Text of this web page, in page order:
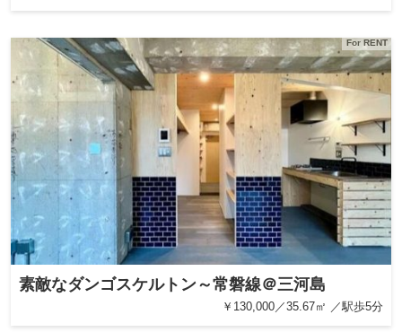
For RENT
素敵なダンゴスケルトン～常磐線＠三河島
￥130,000／35.67㎡ ／駅歩5分